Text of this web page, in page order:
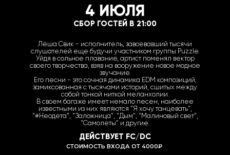
4 ИЮЛЯ
СБОР ГОСТЕЙ В 21:00
Лёша Свик - исполнитель, завоевавший тысячи
слушателей еще будучи участником группы Puzzle.
Уйдя в сольное плавание, артист поменял вектор
своего творчества, взяв на вооружение новое модное
звучание.
Его песни - это сочная динамика EDM композиций,
замиксованная с тысячами историй, сшитых между
собой тонкой ниткой меланхолии.
В своем багаже имеет немало песен, наиболее
известными из них являются "Я хочу танцевать",
"#Неодета", "Заложница", "Дым", "Малиновый свет",
"Самолеты" и другие.
ДЕЙСТВУЕТ FC/DC
СТОИМОСТЬ ВХОДА ОТ 4000₽